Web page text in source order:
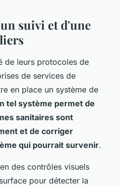
suivi et d'une
de leurs protocoles de
de services de
en place un système de
tel système permet de
sanitaires sont
et de corriger
qui pourrait survenir.
des contrôles visuels
pour détecter la